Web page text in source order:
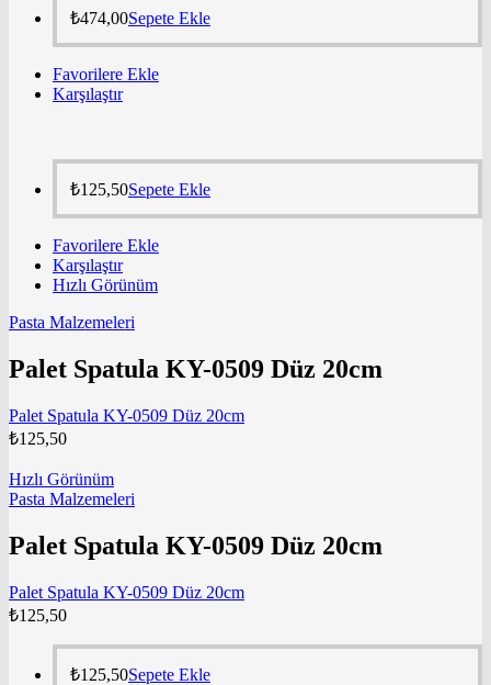
₺474,00Sepete Ekle
Favorilere Ekle
Karşılaştır
₺125,50Sepete Ekle
Favorilere Ekle
Karşılaştır
Hızlı Görünüm
Pasta Malzemeleri
Palet Spatula KY-0509 Düz 20cm
Palet Spatula KY-0509 Düz 20cm
₺125,50
Hızlı Görünüm
Pasta Malzemeleri
Palet Spatula KY-0509 Düz 20cm
Palet Spatula KY-0509 Düz 20cm
₺125,50
₺125,50Sepete Ekle